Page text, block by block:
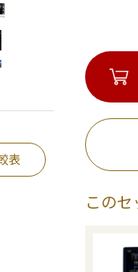
表
この